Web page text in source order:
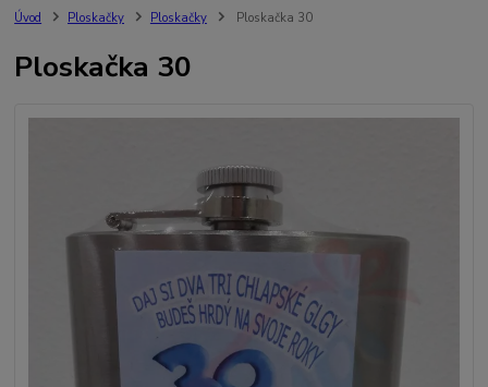
Úvod Ploskačky Ploskačky Ploskačka 30
Ploskačka 30